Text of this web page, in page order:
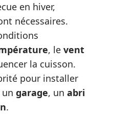
en hiver,
nécessaires.
, le vent
la cuisson.
pour installer
garage, un abri
.